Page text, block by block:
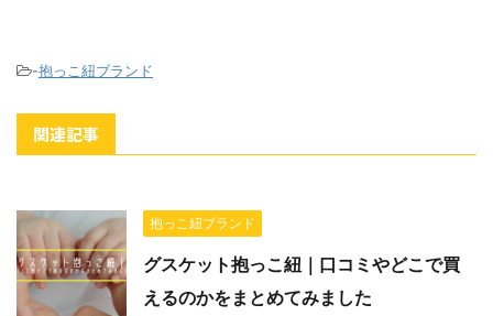
-抱っこ紐ブランド
関連記事
抱っこ紐ブランド
グスケット抱っこ紐｜口コミやどこで買
えるのかをまとめてみました